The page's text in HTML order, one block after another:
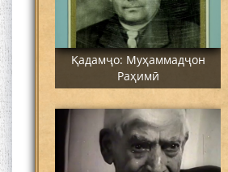
Қадамҷо: Муҳаммадҷон
Раҳимӣ